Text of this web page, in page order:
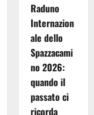
Raduno
Internazion
ale dello
Spazzacami
no 2026:
quando il
passato ci
ricorda